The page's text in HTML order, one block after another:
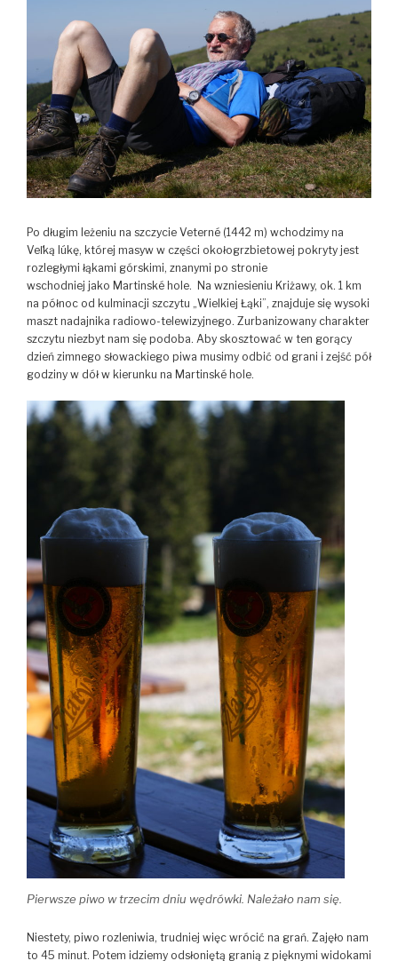
Po długim leżeniu na szczycie Veterné (1442 m) wchodzimy na
Veľką lúkę, której masyw w części okołogrzbietowej pokryty jest
rozległymi łąkami górskimi, znanymi po stronie
wschodniej jako Martinské hole. Na wzniesieniu Kriżawy, ok. 1 km
na północ od kulminacji szczytu „Wielkiej Łąki”, znajduje się wysoki
maszt nadajnika radiowo-telewizyjnego. Zurbanizowany charakter
szczytu niezbyt nam się podoba. Aby skosztować w ten gorący
dzień zimnego słowackiego piwa musimy odbić od grani i zejść pół
godziny w dół w kierunku na Martinské hole.
Pierwsze piwo w trzecim dniu wędrówki. Należało nam się.
Niestety, piwo rozleniwia, trudniej więc wrócić na grań. Zajęło nam
to 45 minut. Potem idziemy odsłoniętą granią z pięknymi widokami